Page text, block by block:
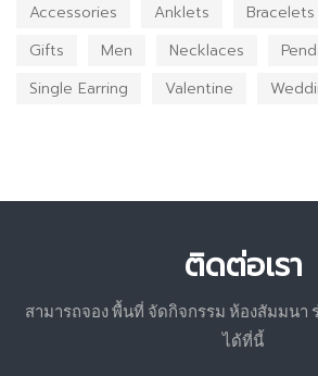
Accessories Anklets Bracelets
Gifts
Men Necklaces
Single Earring
Valentine
ติดต่อเรา
สามารถจอง พื้นที่ จัดกิจกรรม ห้องสัมมนา
ได้ที่นี้